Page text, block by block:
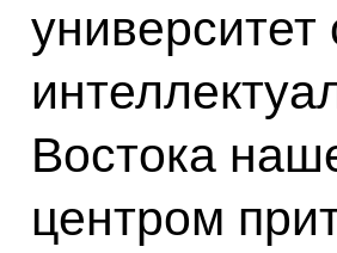
университет
Востока
центром